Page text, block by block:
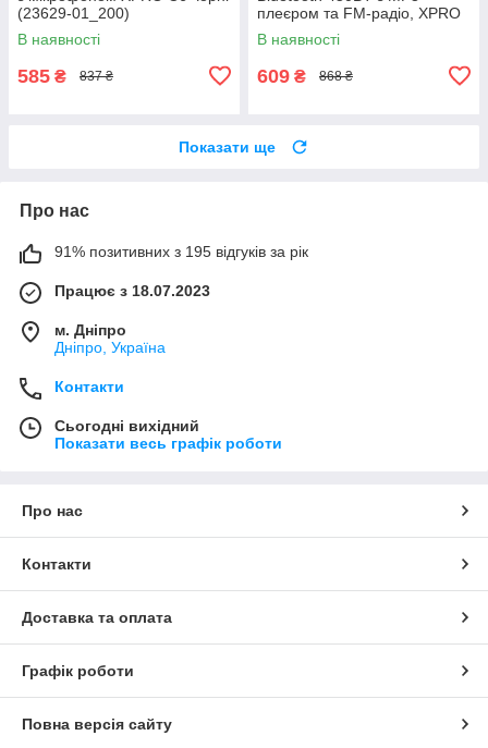
(23629-01_200)
В наявності
585 ₴ 837 ₴
плеєром та FM-радіо, XPRO
(41166-450BT_231)
В наявності
609 ₴ 868 ₴
Показати ще
Про нас
91% позитивних з 195 відгуків за рік
Працює з 18.07.2023
м. Дніпро
Дніпро, Україна
Контакти
Сьогодні вихідний
Показати весь графік роботи
Про нас
Контакти
Доставка та оплата
Графік роботи
Повна версія сайту